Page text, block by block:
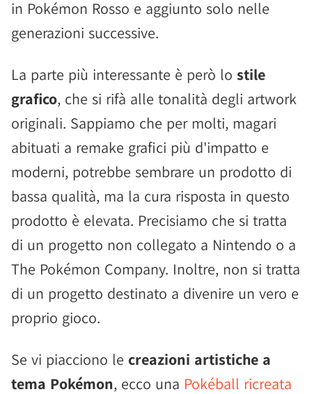
in Pokémon Rosso e aggiunto solo nelle
generazioni successive.
La parte più interessante è però lo stile
grafico, che si rifà alle tonalità degli artwork
originali. Sappiamo che per molti, magari
abituati a remake grafici più d'impatto e
moderni, potrebbe sembrare un prodotto di
bassa qualità, ma la cura risposta in questo
prodotto è elevata. Precisiamo che si tratta
di un progetto non collegato a Nintendo o a
The Pokémon Company. Inoltre, non si tratta
di un progetto destinato a divenire un vero e
proprio gioco.
Se vi piacciono le creazioni artistiche a
tema Pokémon, ecco una Pokéball ricreata